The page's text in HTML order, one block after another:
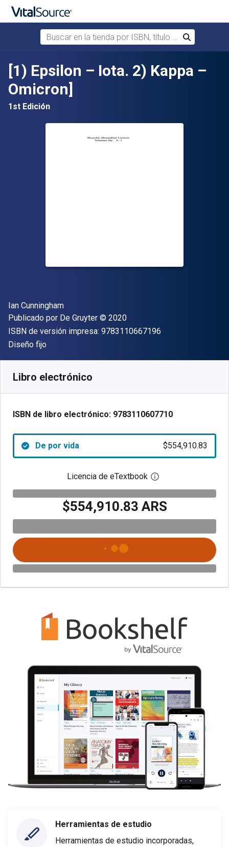
Saltar al contenido principal
Buscar en la tienda por ISBN, título o autor
Buscar
[1) Epsilon – Iota. 2) Kappa –
Omicron]
1st Edición
Autor(es)
Ian Cunningham
Editor
Publicado por De Gruyter Copyright
© 2020
ISBN de versión impresa: 9783110667196
Formato
Diseño fijo
Libro electrónico
ISBN de libro electrónico: 9783110607710
De por vida $554,910.83
Licencia de eTextbook Abre el cuadro de
$554,910.83 ARS
Herramientas de estudio
Herramientas de estudio incorporadas,